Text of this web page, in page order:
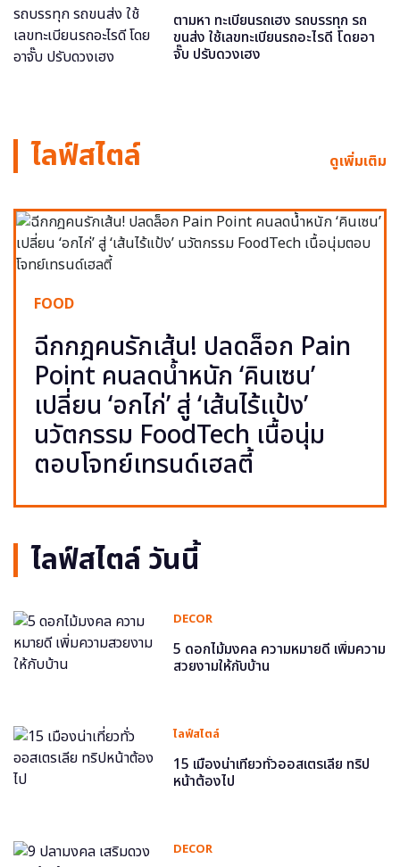
ตามหา ทะเบียนรถเฮง รถบรรทุก รถ
ขนส่ง ใช้เลขทะเบียนรถอะไรดี โดยอา
จั๊บ ปรับดวงเฮง
ไลฟ์สไตล์ ดูเพิ่มเติม
FOOD
ฉีกกฎคนรักเส้น! ปลดล็อก Pain
Point คนลดน้ำหนัก ‘คินเซน’
เปลี่ยน ‘อกไก่’ สู่ ‘เส้นไร้แป้ง’
นวัตกรรม FoodTech เนื้อนุ่ม
ตอบโจทย์เทรนด์เฮลตี้
ไลฟ์สไตล์ วันนี้
DECOR
5 ดอกไม้มงคล ความหมายดี เพิ่มความ
สวยงามให้กับบ้าน
ไลฟ์สไตล์
15 เมืองน่าเที่ยวทั่วออสเตรเลีย ทริป
หน้าต้องไป
DECOR